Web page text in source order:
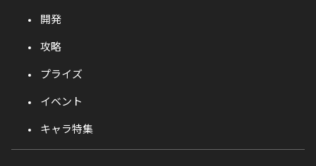
開発
攻略
プライズ
イベント
キャラ特集